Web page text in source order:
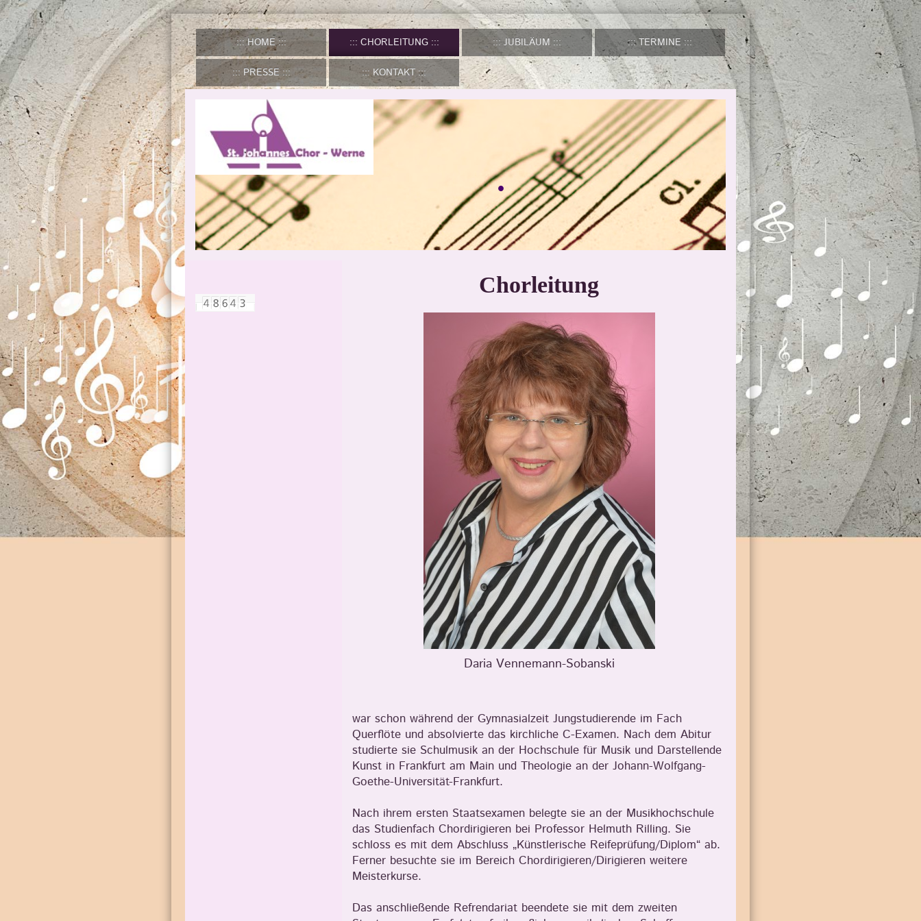
HOME CHORLEITUNG JUBILÄUM TERMINE
PRESSE KONTAKT
.
Chorleitung
Daria Vennemann-Sobanski
war schon während der Gymnasialzeit Jungstudierende im Fach
Querflöte und absolvierte das kirchliche C-Examen. Nach dem Abitur
studierte sie Schulmusik an der Hochschule für Musik und Darstellende
Kunst in Frankfurt am Main und Theologie an der Johann-Wolfgang-
Goethe-Universität-Frankfurt.
Nach ihrem ersten Staatsexamen belegte sie an der Musikhochschule
das Studienfach Chordirigieren bei Professor Helmuth Rilling. Sie
schloss es mit dem Abschluss „Künstlerische Reifeprüfung/Diplom“ ab.
Ferner besuchte sie im Bereich Chordirigieren/Dirigieren weitere
Meisterkurse.
Das anschließende Refrendariat beendete sie mit dem zweiten